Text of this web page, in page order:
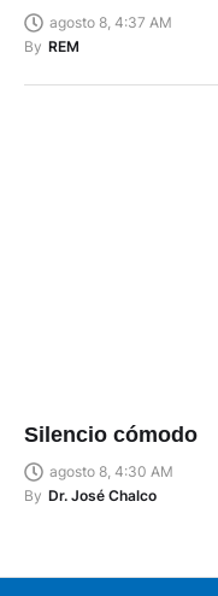
agosto 8, 4:37 AM
By REM
Silencio cómodo
agosto 8, 4:30 AM
By Dr. José Chalco